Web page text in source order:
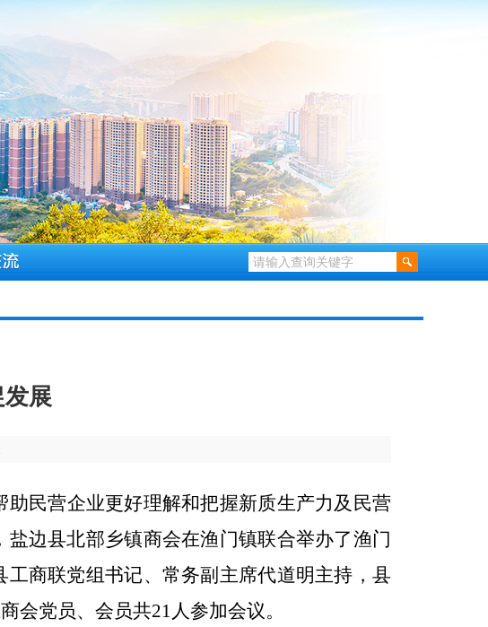
展
民营企业更好理解和把握新质生产力及民营
盐边县北部乡镇商会在渔门镇联合举办了渔门
商联党组书记、常务副主席代道明主持，县
会党员、会员共21人参加会议。